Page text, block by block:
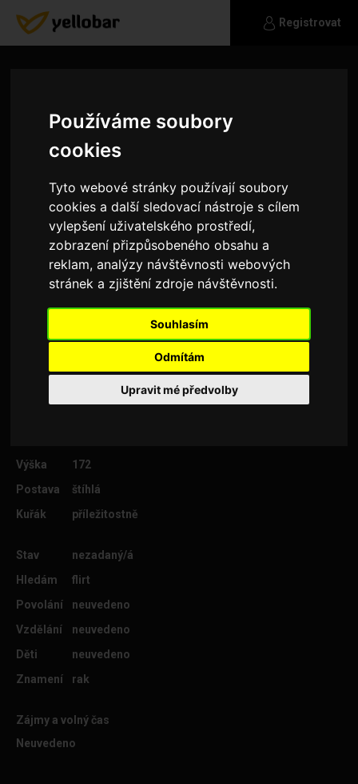
Používáme soubory
cookies
Tyto webové stránky používají soubory
cookies a další sledovací nástroje s cílem
vylepšení uživatelského prostředí,
zobrazení přizpůsobeného obsahu a
reklam, analýzy návštěvnosti webových
stránek a zjištění zdroje návštěvnosti.
Souhlasím
Odmítám
Upravit mé předvolby
Registrovat
Dako23
Ahoj no ani nevim co napsat
Výška
172
Postava
štíhlá
Kuřák
příležitostně
Stav
nezadaný/á
Hledám
flirt
Povolání
neuvedeno
Vzdělání
neuvedeno
Děti
neuvedeno
Znamení
rak
Zájmy a volný čas
Neuvedeno